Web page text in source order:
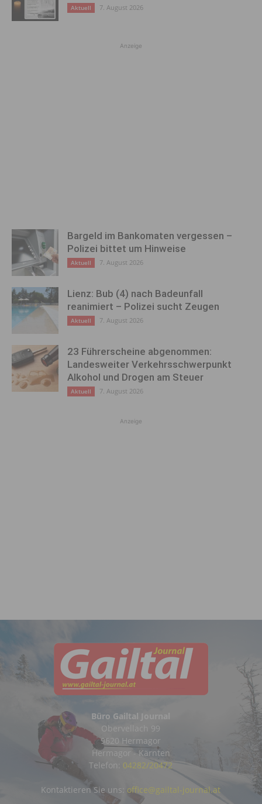
Aktuell 7. August 2026
Anzeige
Bargeld im Bankomaten vergessen –
Polizei bittet um Hinweise
Aktuell 7. August 2026
Lienz: Bub (4) nach Badeunfall
reanimiert – Polizei sucht Zeugen
Aktuell 7. August 2026
23 Führerscheine abgenommen:
Landesweiter Verkehrsschwerpunkt
Alkohol und Drogen am Steuer
Aktuell 7. August 2026
Anzeige
Büro Gailtal Journal
Obervellach 99
9620 Hermagor
Hermagor - Kärnten
Telefon: 04282/20472
Kontaktieren Sie uns: office@gailtal-journal.at